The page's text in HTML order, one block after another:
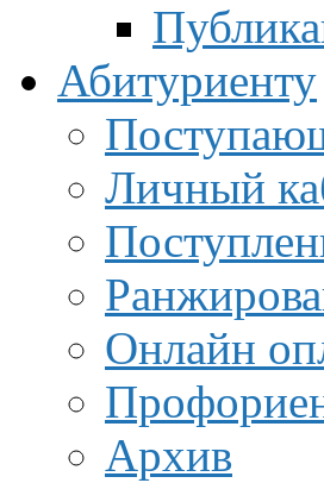
Абитуриенту
Личный
Онлайн
Архив